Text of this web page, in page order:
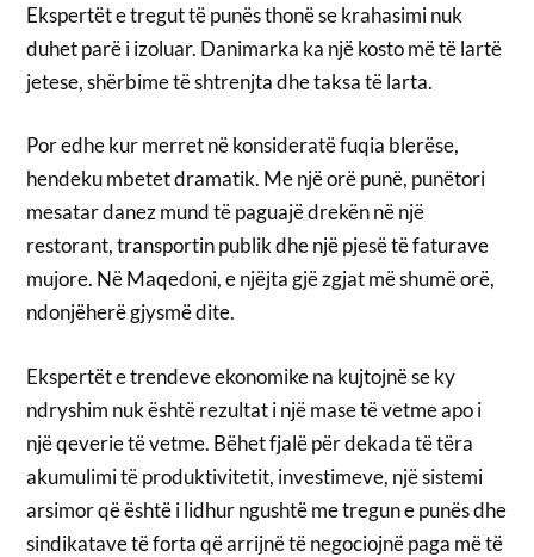
Ekspertët e tregut të punës thonë se krahasimi nuk
duhet parë i izoluar. Danimarka ka një kosto më të lartë
jetese, shërbime të shtrenjta dhe taksa të larta.
Por edhe kur merret në konsideratë fuqia blerëse,
hendeku mbetet dramatik. Me një orë punë, punëtori
mesatar danez mund të paguajë drekën në një
restorant, transportin publik dhe një pjesë të faturave
mujore. Në Maqedoni, e njëjta gjë zgjat më shumë orë,
ndonjëherë gjysmë dite.
Ekspertët e trendeve ekonomike na kujtojnë se ky
ndryshim nuk është rezultat i një mase të vetme apo i
një qeverie të vetme. Bëhet fjalë për dekada të tëra
akumulimi të produktivitetit, investimeve, një sistemi
arsimor që është i lidhur ngushtë me tregun e punës dhe
sindikatave të forta që arrijnë të negociojnë paga më të